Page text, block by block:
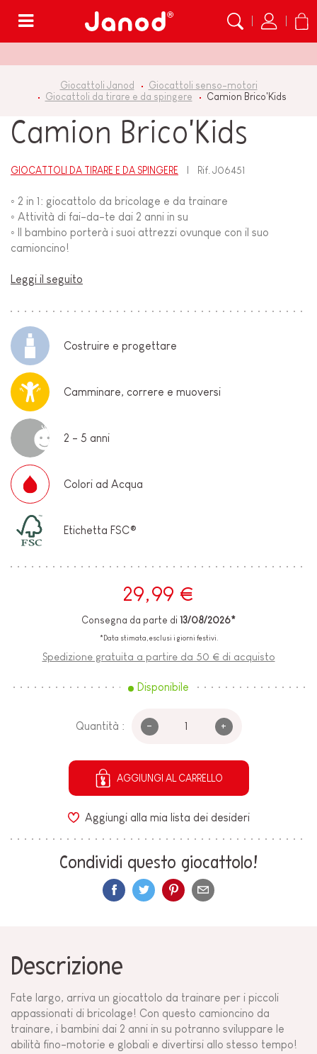
Giocattoli Janod
Giocattoli senso-motori
Giocattoli da tirare e da spingere
Camion Brico'Kids
Camion Brico'Kids
GIOCATTOLI DA TIRARE E DA SPINGERE Rif.J06451
◦ 2 in 1: giocattolo da bricolage e da trainare
◦ Attività di fai-da-te dai 2 anni in su
◦ Il bambino porterà i suoi attrezzi ovunque con il suo
camioncino!
Leggi il seguito
Costruire e progettare
Camminare, correre e muoversi
2 - 5 anni
Colori ad Acqua
Etichetta FSC®
29,99 €
Consegna da parte di 13/08/2026*
*Data stimata, esclusi i giorni festivi.
Spedizione gratuita a partire da 50 € di acquisto
Disponibile
Quantità : - +
AGGIUNGI AL CARRELLO
Aggiungi alla mia lista dei desideri
Condividi questo giocattolo!
Descrizione
Fate largo, arriva un giocattolo da trainare per i piccoli
appassionati di bricolage! Con questo camioncino da
trainare, i bambini dai 2 anni in su potranno sviluppare le
abilità fino-motorie e globali e divertirsi allo stesso tempo!